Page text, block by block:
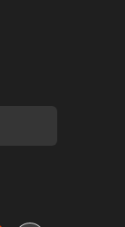
ao preço original